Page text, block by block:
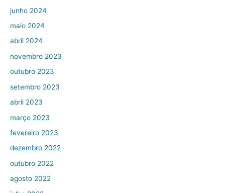
junho 2024
maio 2024
abril 2024
novembro 2023
outubro 2023
setembro 2023
abril 2023
março 2023
fevereiro 2023
dezembro 2022
outubro 2022
agosto 2022